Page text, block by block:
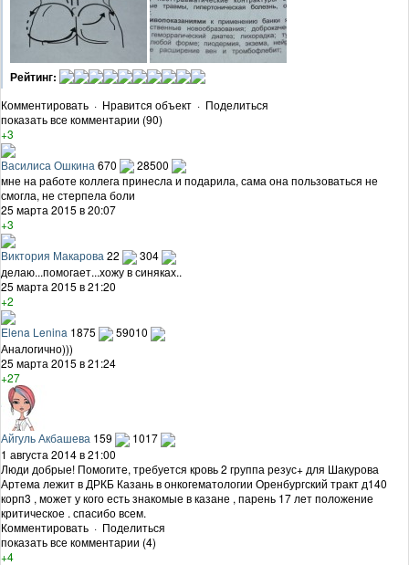
Рейтинг:
Комментировать · Нравится объект · Поделиться
показать все комментарии (90)
+3
Василиса Ошкина 670
28500
мне на работе коллега принесла и подарила, сама она пользоваться не
смогла, не стерпела боли
25 марта 2015 в 20:07
+3
Виктория Макарова 22
304
делаю...помогает...хожу в синяках..
25 марта 2015 в 21:20
+2
Elena Lenina 1875
59010
Аналогично)))
25 марта 2015 в 21:24
+27
Айгуль Акбашева 159
1017
1 августа 2014 в 21:00
Люди добрые! Помогите, требуется кровь 2 группа резус+ для Шакурова
Артема лежит в ДРКБ Казань в онкогематологии Оренбургский тракт д140
корп3 , может у кого есть знакомые в казане , парень 17 лет положение
критическое . спасибо всем.
Комментировать · Поделиться
показать все комментарии (4)
+4